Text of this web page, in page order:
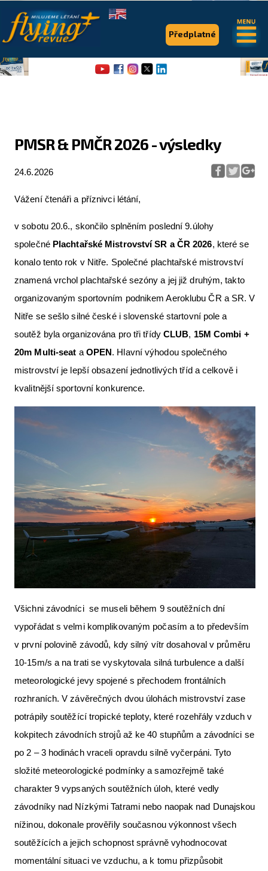
PMSR & PMČR 2026 - výsledky
24.6.2026
Vážení čtenáři a příznivci létání,
v sobotu 20.6., skončilo splněním poslední 9.úlohy
společné Plachtařské Mistrovství SR a ČR 2026, které se
konalo tento rok v Nitře. Společné plachtařské mistrovství
znamená vrchol plachtařské sezóny a jej již druhým, takto
organizovaným sportovním podnikem Aeroklubu ČR a SR. V
Nitře se sešlo silné české i slovenské startovní pole a
soutěž byla organizována pro tři třídy CLUB, 15M Combi +
20m Multi-seat a OPEN. Hlavní výhodou společného
mistrovství je lepší obsazení jednotlivých tříd a celkově i
kvalitnější sportovní konkurence.
Všichni závodníci se museli během 9 soutěžních dní
vypořádat s velmi komplikovaným počasím a to především
v první polovině závodů, kdy silný vítr dosahoval v průměru
10-15m/s a na trati se vyskytovala silná turbulence a další
meteorologické jevy spojené s přechodem frontálních
rozhraních. V závěrečných dvou úlohách mistrovství zase
potrápily soutěžící tropické teploty, které rozehřály vzduch v
kokpitech závodních strojů až ke 40 stupňům a závodníci se
po 2 – 3 hodinách vraceli opravdu silně vyčerpáni. Tyto
složité meteorologické podmínky a samozřejmě také
charakter 9 vypsaných soutěžních úloh, které vedly
závodníky nad Nízkými Tatrami nebo naopak nad Dunajskou
nížinou, dokonale prověřily současnou výkonnost všech
soutěžících a jejich schopnost správně vyhodnocovat
momentální situaci ve vzduchu, a k tomu přizpůsobit
Předplatné
.
Pro piloty
Série & speciály
Letecká videa
Aktuální FR + archiv
Letecká muzea
VFR Communication app
The SAFE Guide app